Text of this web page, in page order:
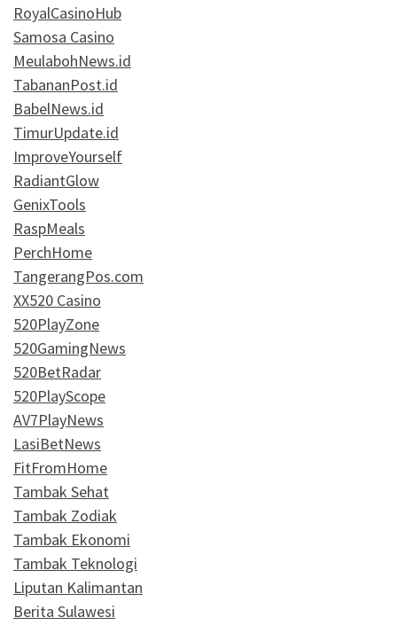
RoyalCasinoHub
Samosa Casino
MeulabohNews.id
TabananPost.id
BabelNews.id
TimurUpdate.id
ImproveYourself
RadiantGlow
GenixTools
RaspMeals
PerchHome
TangerangPos.com
XX520 Casino
520PlayZone
520GamingNews
520BetRadar
520PlayScope
AV7PlayNews
LasiBetNews
FitFromHome
Tambak Sehat
Tambak Zodiak
Tambak Ekonomi
Tambak Teknologi
Liputan Kalimantan
Berita Sulawesi